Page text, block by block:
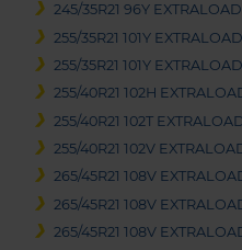
245/35R21 96Y EXTRALOAD
255/35R21 101Y EXTRALOAD
255/35R21 101Y EXTRALOAD
255/40R21 102H
255/40R21 102T
255/40R21 102V
265/45R21 108V
265/45R21 108V
265/45R21 108V